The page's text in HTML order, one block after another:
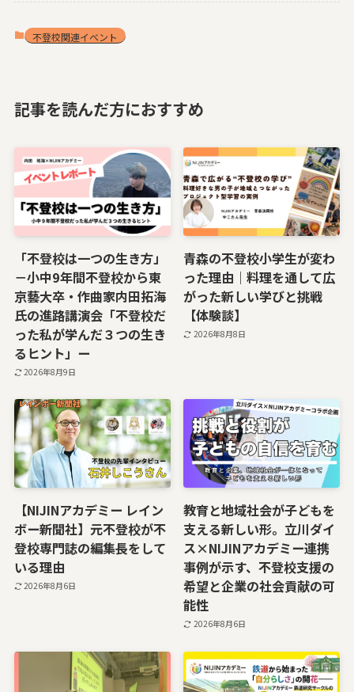
不登校関連イベント
記事を読んだ方におすすめ
「不登校は一つの生き方」
－小中9年間不登校から東
京藝大卒・作曲家内田拓海
氏の進路講演会「不登校だ
った私が学んだ３つの生き
るヒント」ー
2026年8月9日
青森の不登校小学生が変わ
った理由｜料理を通して広
がった新しい学びと挑戦
【体験談】
2026年8月8日
【NIJINアカデミー レイン
ボー新聞社】元不登校が不
登校専門誌の編集長をして
いる理由
2026年8月6日
教育と地域社会が子どもを
支える新しい形。立川ダイ
ス×NIJINアカデミー連携
事例が示す、不登校支援の
希望と企業の社会貢献の可
能性
2026年8月6日